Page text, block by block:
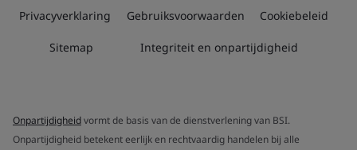
Privacyverklaring Gebruiksvoorwaarden Cookiebeleid
Sitemap Integriteit en onpartijdigheid
Onpartijdigheidvormt de basis van de dienstverlening van BSI.
Onpartijdigheid betekent eerlijk en rechtvaardig handelen bij alle